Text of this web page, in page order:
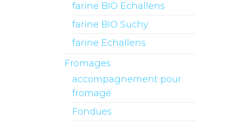
farine BIO Echallens
farine BIO Suchy
farine Echallens
Fromages
accompagnement pour
fromage
Fondues